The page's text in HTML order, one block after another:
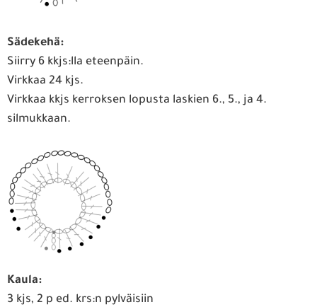
Sädekehä:
Siirry 6 kkjs:lla eteenpäin.
Virkkaa 24 kjs.
Virkkaa kkjs kerroksen lopusta laskien 6., 5., ja 4.
silmukkaan.
Kaula:
3 kjs, 2 p ed. krs:n pylväisiin